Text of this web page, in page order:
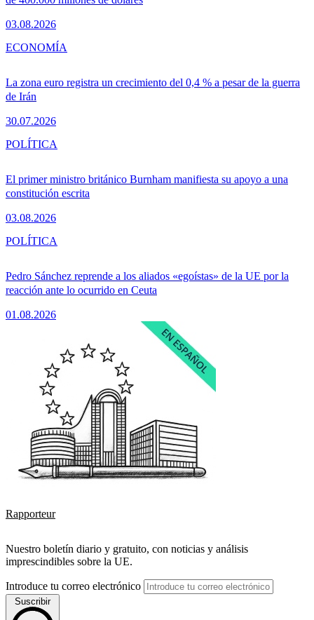
03.08.2026
La zona euro registra un crecimiento del 0,4 % a pesar de la guerra
de Irán
30.07.2026
ECONOMÍA
El primer ministro británico Burnham manifiesta su apoyo a una
constitución escrita
03.08.2026
POLÍTICA
Pedro Sánchez reprende a los aliados «egoístas» de la UE por la
reacción ante lo ocurrido en Ceuta
01.08.2026
POLÍTICA
Rapporteur
Nuestro boletín diario y gratuito, con noticias y análisis
imprescindibles sobre la UE.
Introduce tu correo electrónico
Suscribir